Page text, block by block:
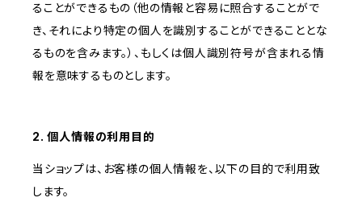
ることができるもの（他の情報と容易に照合することがで
き、それにより特定の個人を識別することができることとな
るものを含みます。）、もしくは個人識別符号が含まれる情
報を意味するものとします。
2. 個人情報の利用目的
当ショップは、お客様の個人情報を、以下の目的で利用致
します。